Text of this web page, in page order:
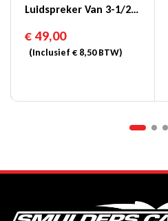
Luidspreker Van 3-1/2″
€ 49,00
(Inclusief € 8,50BTW)